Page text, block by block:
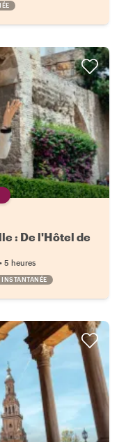
: De l'Hôtel de
• 5 heures